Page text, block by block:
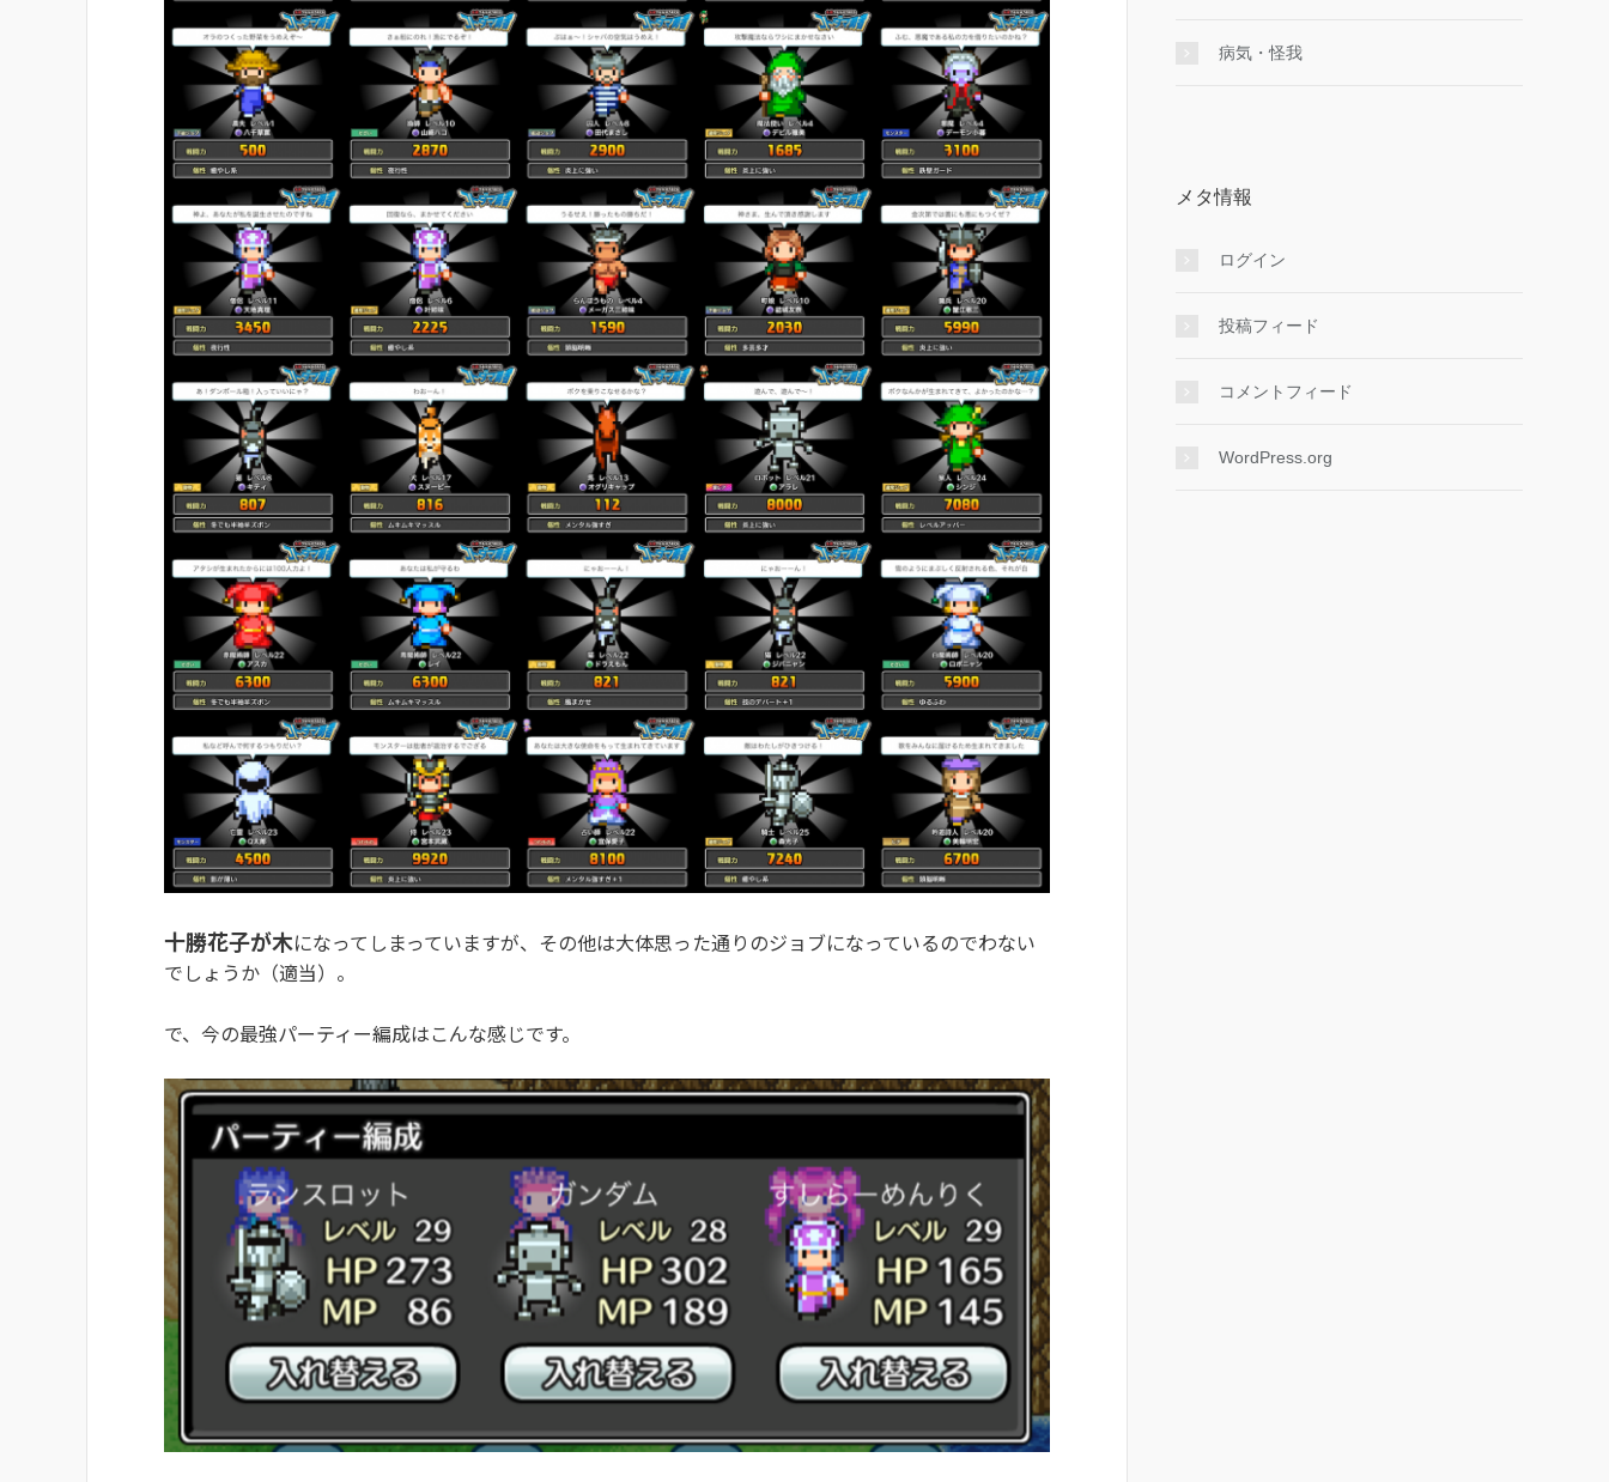
十勝花子が木になってしまっていますが、その他は大体思った通りのジョブになっているのでわない
でしょうか（適当）。
で、今の最強パーティー編成はこんな感じです。
病気・怪我
メタ情報
ログイン
投稿フィード
コメントフィード
WordPress.org